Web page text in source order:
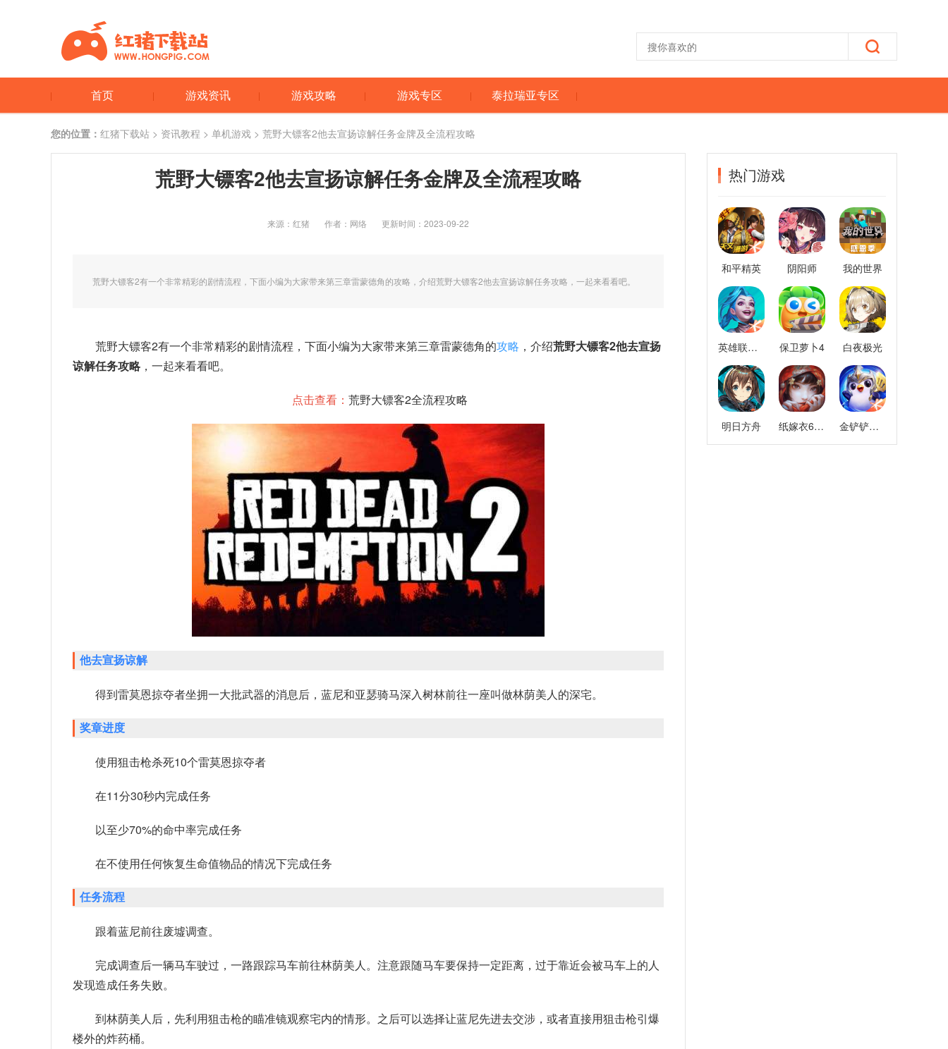
首页 游戏资讯 游戏攻略 游戏专区 泰拉瑞亚专区
您的位置： 红猪下载站 > 资讯教程 > 单机游戏 > 荒野大镖客2他去宣扬谅解任务金牌及全流程攻略
荒野大镖客2他去宣扬谅解任务金牌及全流程攻略
来源：红猪 作者：网络 更新时间：2023-09-22
荒野大镖客2有一个非常精彩的剧情流程，下面小编为大家带来第三章雷蒙德角的攻略，介绍荒野大镖客2他去宣扬谅解任务攻略，一起来看看吧。
荒野大镖客2有一个非常精彩的剧情流程，下面小编为大家带来第三章雷蒙德角的攻略 ，介绍荒野大镖客2他去宣扬
谅解任务攻略，一起来看看吧。
点击查看： 荒野大镖客2全流程攻略
他去宣扬谅解
得到雷莫恩掠夺者坐拥一大批武器的消息后，蓝尼和亚瑟骑马深入树林前往一座叫做林荫美人的深宅。
奖章进度
使用狙击枪杀死10个雷莫恩掠夺者
在11分30秒内完成任务
以至少70%的命中率完成任务
在不使用任何恢复生命值物品的情况下完成任务
任务流程
跟着蓝尼前往废墟调查。
完成调查后一辆马车驶过，一路跟踪马车前往林荫美人。注意跟随马车要保持一定距离，过于靠近会被马车上的人
发现造成任务失败。
到林荫美人后，先利用狙击枪的瞄准镜观察宅内的情形。之后可以选择让蓝尼先进去交涉，或者直接用狙击枪引爆
楼外的炸药桶。
热门游戏
和平精英 阴阳师 我的世界
英雄联盟手游 保卫萝卜4 白夜极光
明日方舟 纸嫁衣6千秋魇 金铲铲之战